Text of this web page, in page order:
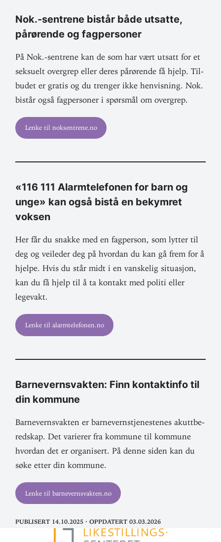
Nok.-sentrene bistår både utsatte,
pårø­rende og fagpersoner
På Nok.-sentrene kan de som har vært utsatt for et
sek­suelt overgrep eller deres pårø­rende få hjelp. Til­
budet er gratis og du trenger ikke hen­visning. Nok.
bistår også fag­per­soner i spørsmål om overgrep.
Lenke til noksentrene.no
«116 111 Alarmte­le­fonen for barn og
unge» kan også bistå en bekymret
voksen
Her får du snakke med en fag­person, som lytter til
deg og vei­leder deg på hvordan du kan gå frem for å
hjelpe. Hvis du står midt i en vans­kelig situasjon,
kan du få hjelp til å ta kontakt med politi eller
legevakt.
Lenke til alarmtelefonen.no
Barne­verns­vakten: Finn kon­taktinfo til
din kommune
Barne­verns­vakten er barne­verns­tje­nes­tenes akutt­be­
redskap. Det varierer fra kommune til kommune
hvordan det er orga­nisert. På denne siden kan du
søke etter din kommune.
Lenke til barnevernsvakten.no
Publisert 14.10.2025· Oppdatert 03.03.2026